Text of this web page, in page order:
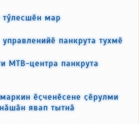
мар
управленийӗ панкрута тухмӗ
МТВ-центра панкрута
ӗҫченӗсене ҫӗрулми
явап тытнӑ